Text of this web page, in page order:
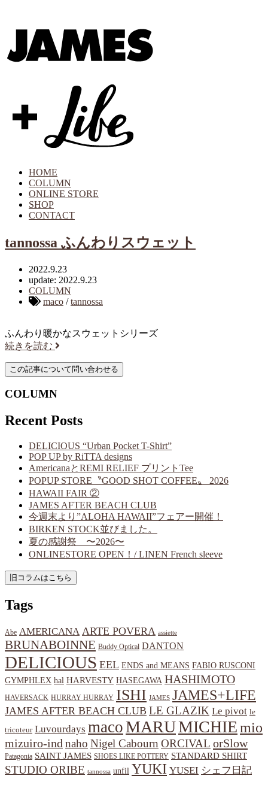
HOME
COLUMN
ONLINE STORE
SHOP
CONTACT
tannossa ふんわりスウェット
2022.9.23
update: 2022.9.23
COLUMN
maco /tannossa
ふんわり暖かなスウェットシリーズ
続きを読む
COLUMN
Recent Posts
DELICIOUS “Urban Pocket T-Shirt”
POP UP by RiTTA designs
AmericanaとREMI RELIEF プリントTee
POPUP STORE〝GOOD SHOT COFFEE〟 2026
HAWAII FAIR ②
JAMES AFTER BEACH CLUB
今週末より”ALOHA HAWAII”フェアー開催！
BIRKEN STOCK並びました。
夏の感謝祭 〜2026〜
ONLINESTORE OPEN！/ LINEN French sleeve
Tags
Abe AMERICANA ARTE POVERA assiette
BRUNABOINNE Buddy Optical DANTON
DELICIOUS EEL ENDS and MEANS FABIO RUSCONI
GYMPHLEX hal HARVESTY HASEGAWA HASHIMOTO
HAVERSACK HURRAY HURRAY ISHI JAMES JAMES+LIFE
JAMES AFTER BEACH CLUB LE GLAZIK Le pivot le
tricoteur Luvourdays macoMARUMICHIEmio
mizuiro-ind naho Nigel Cabourn ORCIVAL orSlow
Patagonia SAINT JAMES SHOES LIKE POTTERY STANDARD SHIRT
STUDIO ORIBE tannossa unfil YUKI YUSEI シェフ日記